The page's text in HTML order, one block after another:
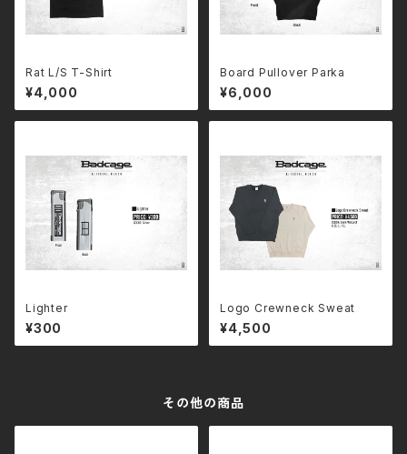
Rat L/S T-Shirt
¥4,000
Board Pullover Parka
¥6,000
Lighter
¥300
Logo Crewneck Sweat
¥4,500
その他の商品